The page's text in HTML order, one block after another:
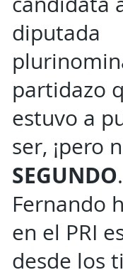
diputada
partidazo
estuvo a
ser, ¡pero
SEGUNDO
Fernando
en el PRI
desde los